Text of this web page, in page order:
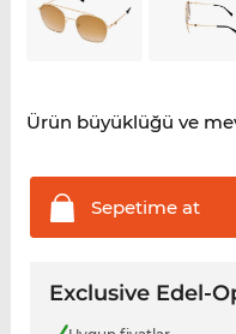
Ürün büyüklüğü ve
Sepetimeat
Exclusive Edel-